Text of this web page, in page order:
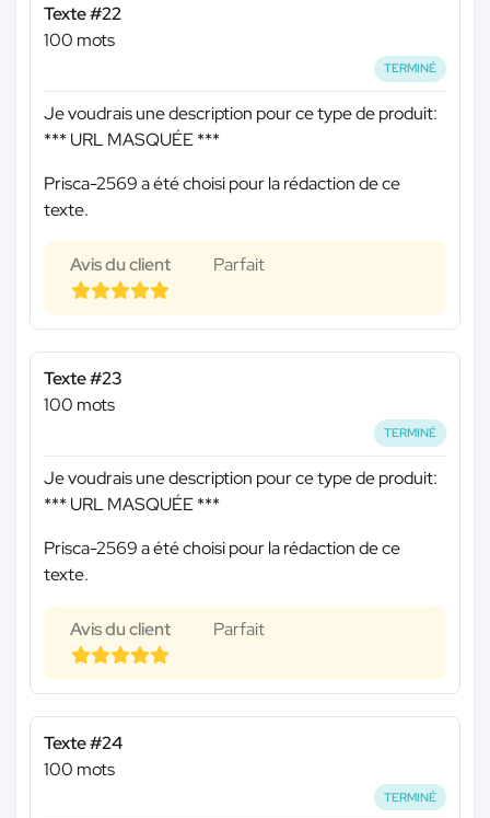
Texte #22
100 mots
TERMINÉ
Je voudrais une description pour ce type de produit:
*** URL MASQUÉE ***
Prisca-2569 a été choisi pour la rédaction de ce
texte.
Avis du client Parfait
Texte #23
100 mots
TERMINÉ
Je voudrais une description pour ce type de produit:
*** URL MASQUÉE ***
Prisca-2569 a été choisi pour la rédaction de ce
texte.
Avis du client Parfait
Texte #24
100 mots
TERMINÉ